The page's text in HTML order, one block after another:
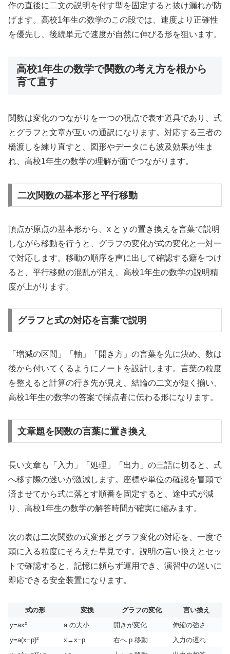
作の直後に二文の説明を付す型を固定すると抜け漏れが防
げます。高校1年生の数学のこの段では、速度より正確性
を優先し、後続単元で速度が自然に伸びる形を狙います。
高校1年生の数学で関数の考え方を根から
育て直す
関数は変化のつながりを一つの視点で表す道具であり、式
とグラフと文章が互いの通訳になります。対応する三者の
橋渡しを練り直すと、図形やデータにも波及効果が生ま
れ、高校1年生の数学の理解が面でつながります。
二次関数の基本形と平行移動
頂点が原点の基本形から、x と y の置き換えを言葉で説明
しながら移動を行うと、グラフの変化が式の変化と一対一
で対応します。移動の順序を声に出して確認する癖をつけ
ると、平行移動の混乱が消え、高校1年生の数学の説明精
度が上がります。
グラフと式の対応を言葉で説明
「増減の区間」「軸」「開き方」の言葉を先に決め、数は
後から付いてくるようにノートを設計します。言葉の粒度
を整えると計算の行き先が見え、結論の二文が短く揃い、
高校1年生の数学の答案で採点者に伝わる形になります。
文章題を関数の言葉に置き換え
長い文章も「入力」「処理」「出力」の三語に切ると、式
へ移す際の迷いが激減します。座標や単位の確認を冒頭で
済ませてから式に落とす順番を固定すると、途中式が減
り、高校1年生の数学の解答時間が確実に縮みます。
次の表は二次関数の式変形とグラフ変化の対応を、一度で
頭に入る粒度にそろえた早見です。説明の言い換えとセッ
トで確認すると、記憶に頼らず運用でき、演習中の迷いに
即応できる安全装置になります。
式の形 変換 グラフの変化
言い換え
y=ax²
a の大小 開きが変化
伸縮の強さ
y=a(x−p)²
x→x−p 右へ p 移動
入力の遅れ